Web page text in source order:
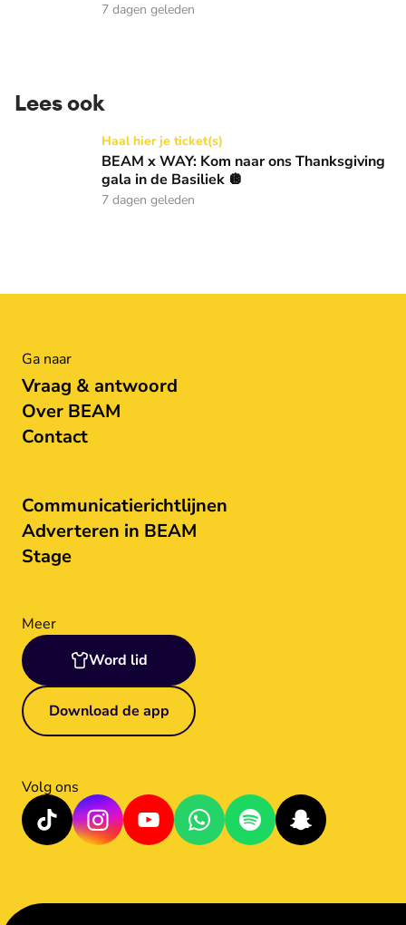
7 dagen geleden
Lees ook
BEAM x WAY: Kom naar ons Thanksgiving gala in de
Haal hier je ticket(s)
BEAM x WAY: Kom naar ons Thanksgiving
gala in de Basiliek 🪩
7 dagen geleden
Ga naar
Vraag & antwoord
Over BEAM
Contact
Communicatierichtlijnen
Adverteren in BEAM
Stage
Meer
Word lid
Download de app
Volg ons